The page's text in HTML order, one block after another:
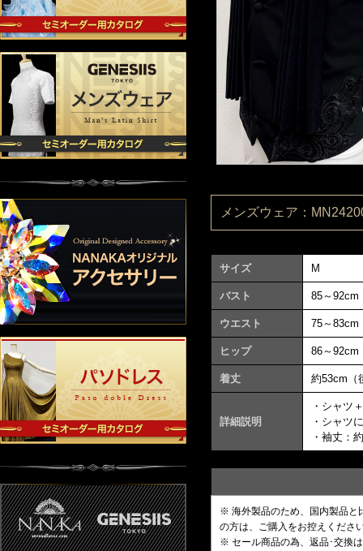
メンズウェア：
サイズ M
バスト 85～92cm
ウエスト 75～83cm
ヒップ 86～92cm
着丈 約53cm（
詳細説明
・シャツ
・シャツ
・袖丈：
※ 海外製品のため、国内製品と
の方は、ご購入をお控えくださ
※ セール商品の為、返品･交換